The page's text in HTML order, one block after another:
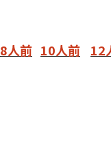
8人前 10人前 12